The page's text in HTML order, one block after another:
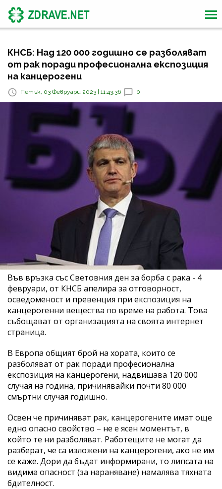
КНСБ: Над 120 000 годишно се разболяват
от рак поради професионална експозиция
на канцерогени
Петък, 03 Февруари 2023 | 11:43:36 0
Във връзка със Световния ден за борба с рака - 4
февруари, от КНСБ апелира за отговорност,
осведоменост и превенция при експозиция на
канцерогенни вещества по време на работа. Това
събощават от организацията на своята интернет
страница.
В Европа общият брой на хората, които се
разболяват от рак поради професионална
експозиция на канцерогени, надвишава 120 000
случая на година, причинявайки почти 80 000
смъртни случая годишно.
Освен че причиняват рак, канцерогените имат още
едно опасно свойство – не е ясен моментът, в
който те ни разболяват. Работещите не могат да
разберат, че са изложени на канцерогени, ако не им
се каже. Дори да бъдат информирани, то липсата на
видима опасност (за нараняване) намалява тяхната
бдителност.